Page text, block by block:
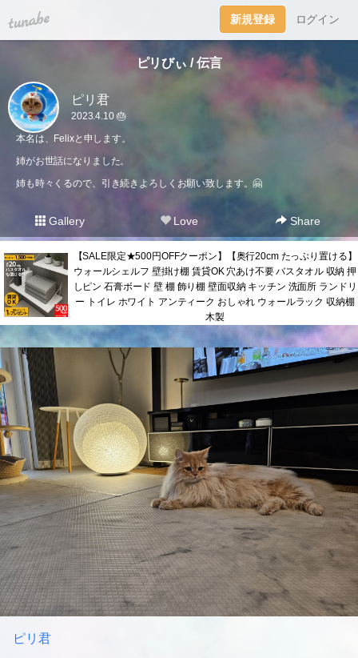
tuna.be 新規登録 ログイン
ピリびぃ / 伝言
ピリ君
2023.4.10 🎂
本名は、Felixと申します。
姉がお世話になりました。
姉も時々くるので、引き続きよろしくお願い致します。🤗
Gallery Love Share
【SALE限定★500円OFFクーポン】【奥行20cm たっぷり置ける】
ウォールシェルフ 壁掛け棚 賃貸OK 穴あけ不要 バスタオル 収納 押
しピン 石膏ボード 壁 棚 飾り棚 壁面収納 キッチン 洗面所 ランドリ
ー トイレ ホワイト アンティーク おしゃれ ウォールラック 収納棚
木製
ピリ君